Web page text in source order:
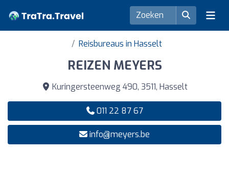
Reisbureaus in Hasselt
REIZEN MEYERS
Kuringersteenweg 490, 3511, Hasselt
011 22 87 67
info@meyers.be